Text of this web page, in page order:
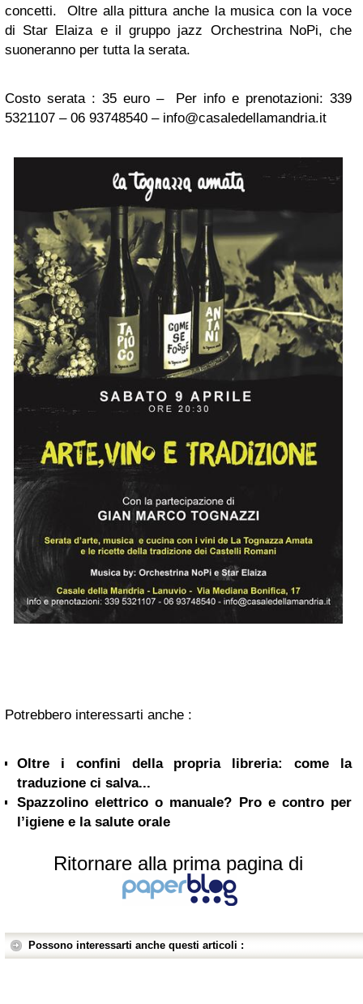
concetti. Oltre alla pittura anche la musica con la voce
di Star Elaiza e il gruppo jazz Orchestrina NoPi, che
suoneranno per tutta la serata.
Costo serata : 35 euro – Per info e prenotazioni: 339
5321107 – 06 93748540 – info@casaledellamandria.it
Potrebbero interessarti anche :
Oltre i confini della propria libreria: come la
traduzione ci salva...
Spazzolino elettrico o manuale? Pro e contro per
l’igiene e la salute orale
Ritornare alla prima pagina di
Possono interessarti anche questi articoli :